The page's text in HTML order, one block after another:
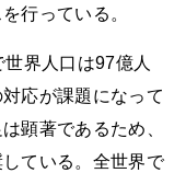
行っている。
界人口は97億人
応が課題になって
顕著であるため、
ている。全世界で